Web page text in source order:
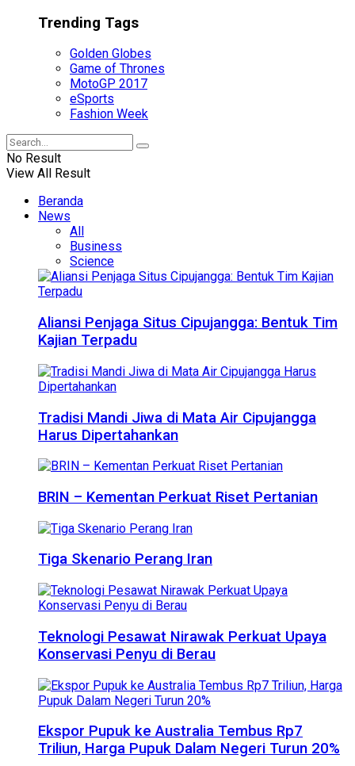
Trending Tags
Golden Globes
Game of Thrones
MotoGP 2017
eSports
Fashion Week
No Result
View All Result
Beranda
News
All
Business
Science
Aliansi Penjaga Situs Cipujangga: Bentuk Tim
Kajian Terpadu
Tradisi Mandi Jiwa di Mata Air Cipujangga
Harus Dipertahankan
BRIN – Kementan Perkuat Riset Pertanian
Tiga Skenario Perang Iran
Teknologi Pesawat Nirawak Perkuat Upaya
Konservasi Penyu di Berau
Ekspor Pupuk ke Australia Tembus Rp7
Triliun, Harga Pupuk Dalam Negeri Turun 20%